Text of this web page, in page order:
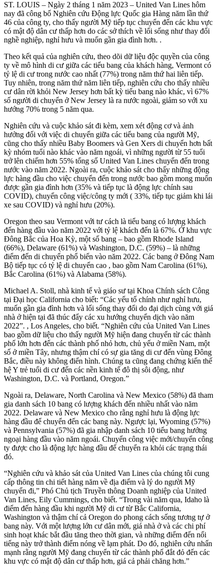
ST. LOUIS – Ngày 2 tháng 1 năm 2023 – United Van Lines hôm
nay đã công bố Nghiên cứu Động lực Quốc gia Hàng năm lần thứ
46 của công ty, cho thấy người Mỹ tiếp tục chuyển đến các khu vực
có mật độ dân cư thấp hơn do các sở thích về lối sống như thay đổi
nghề nghiệp, nghỉ hưu và muốn gần gia đình hơn. .
Theo kết quả của nghiên cứu, theo dõi dữ liệu độc quyền của công
ty về mô hình di cư giữa các tiểu bang của khách hàng, Vermont có
tỷ lệ di cư trong nước cao nhất (77%) trong năm thứ hai liên tiếp.
Tuy nhiên, trong năm thứ năm liên tiếp, nghiên cứu cho thấy nhiều
cư dân rời khỏi New Jersey hơn bất kỳ tiểu bang nào khác, vì 67%
số người di chuyển ở New Jersey là ra nước ngoài, giảm so với xu
hướng 70% trong 5 năm qua.
Nghiên cứu và cuộc khảo sát đi kèm, xem xét động cơ và ảnh
hưởng đối với việc di chuyển giữa các tiểu bang của người Mỹ,
cũng cho thấy nhiều Baby Boomers và Gen Xers di chuyển hơn bất
kỳ nhóm tuổi nào khác vào năm ngoái, vì những người từ 55 tuổi
trở lên chiếm hơn 55% tổng số United Van Lines chuyển đến trong
nước vào năm 2022. Ngoài ra, cuộc khảo sát cho thấy những động
lực hàng đầu cho việc chuyển đến trong nước bao gồm mong muốn
được gần gia đình hơn (35% và tiếp tục là động lực chính sau
COVID), chuyển công việc/công ty mới ( 33%, tiếp tục giảm khi lái
xe sau COVID) và nghỉ hưu (20%).
Oregon theo sau Vermont với tư cách là tiểu bang có lượng khách
đến hàng đầu vào năm 2022 với tỷ lệ khách đến là 67%. Ở khu vực
Đông Bắc của Hoa Kỳ, một số bang – bao gồm Rhode Island
(66%), Delaware (61%) và Washington, D.C. (59%) – là những
điểm đến di chuyển phổ biến vào năm 2022. Các bang ở Đông Nam
Bộ tiếp tục có tỷ lệ di chuyển cao , bao gồm Nam Carolina (61%),
Bắc Carolina (61%) và Alabama (58%).
Michael A. Stoll, nhà kinh tế và giáo sư tại Khoa Chính sách Công
tại Đại học California cho biết: “Các yếu tố chính như nghỉ hưu,
muốn gần gia đình hơn và lối sống thay đổi do đại dịch cùng với giá
nhà ở hiện tại đã thúc đẩy các xu hướng chuyển dịch vào năm
2022”. , Los Angeles, cho biết. “Nghiên cứu của United Van Lines
bao gồm dữ liệu cho thấy người Mỹ hiện đang chuyển từ các thành
phố lớn hơn đến các thành phố nhỏ hơn, chủ yếu ở miền Nam, một
số ở miền Tây, nhưng thậm chí có sự gia tăng di cư đến vùng Đông
Bắc, điều này không điển hình. Chúng ta cũng đang chứng kiến thế
hệ Y trẻ tuổi di cư đến các nền kinh tế đô thị sôi động, như
Washington, D.C. và Portland, Oregon.”
Ngoài ra, Delaware, North Carolina và New Mexico (58%) đã tham
gia danh sách 10 bang có lượng khách đến nhiều nhất vào năm
2022. Delaware và New Mexico cho rằng nghỉ hưu là động lực
hàng đầu để chuyển đến các bang này. Ngược lại, Wyoming (57%)
và Pennsylvania (57%) đã gia nhập danh sách 10 tiểu bang hướng
ngoại hàng đầu vào năm ngoái. Chuyển công việc mới/chuyển công
ty được cho là động lực hàng đầu để chuyển ra khỏi các trạng thái
đó.
“Nghiên cứu và khảo sát của United Van Lines của chúng tôi cung
cấp thông tin chi tiết hàng năm về địa điểm và lý do người Mỹ
chuyển đi,” Phó Chủ tịch Truyền thông Doanh nghiệp của United
Van Lines, Eily Cummings, cho biết. “Trong vài năm qua, Idaho là
điểm đến hàng đầu khi người Mỹ di cư từ Bắc California,
Washington và thậm chí cả Oregon do phong cách sống tương tự ở
bang này. Với một lượng lớn cư dân mới, giá nhà ở và các chi phí
sinh hoạt khác bắt đầu tăng theo thời gian, và những điểm đến nổi
tiếng này trở thành điểm nóng về lạm phát. Do đó, nghiên cứu nhấn
mạnh rằng người Mỹ đang chuyển từ các thành phố đắt đỏ đến các
khu vực có mật độ dân cư thấp hơn, giá cả phải chăng hơn.”